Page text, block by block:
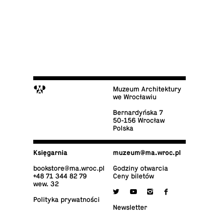
M
Muzeum Architektury
we Wrocławiu
Ber­nar­dyń­ska 7
50-156 Wrocław
Polska
Księ­gar­nia
bo­ok­sto­re@​ma.​wroc.​pl
+48 71 344 82 79
wew. 32
Po­li­ty­ka prywatności
muzeum@​ma.​wroc.​pl
Godziny otwarcia
Ceny biletów
 y i f
New­slet­ter